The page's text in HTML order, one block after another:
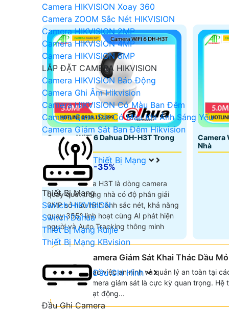
Camera HIKVISION Xoay 360
Camera ZOOM Sắc Nét HIKVISION
Camera HIKVISION 2MP
Camera HIKVISION 4MP
Camera HIKVISION 8MP
LẮP ĐẶT CAMERA HIKVISION
Camera HIKVISION Báo Động
Camera Ghi Âm Hikvision
Camera HIKVISION Có Màu Ban Đêm
Camera Quan Sát Có Màu Khi Ánh Sáng Yếu
Camera Giám Sát Ban Đêm Hikvision
Thiết Bị Mạng
Thiết Bị Mạng
Switch HIKVISION
Switch Dahua
Thiết Bị Mạng Ruijie
Thiết Bị Mạng KBvision
Đầu Ghi Hình
Đầu Ghi Camera
Camera WiFi 6 Dahua DH-H3T Trong
Nhà
5%-35%
Camera Dahua H3T là dòng camera
quay quét trong nhà có độ phân giải
3MP sở hữu hình ảnh sắc nét, khả năng
quay 355° linh hoạt cùng AI phát hiện
người và Auto Tracking thông minh
Camera
Nhà
🤵 Lắp Camera Giám Sát Khai Thác Dầu Mỏ
Để nâng cao việc an ninh và quản lý an toàn tại
lắp đặt camera giám sát là cực kỳ quan trọng. Hệ
dõi mọi hoạt động...